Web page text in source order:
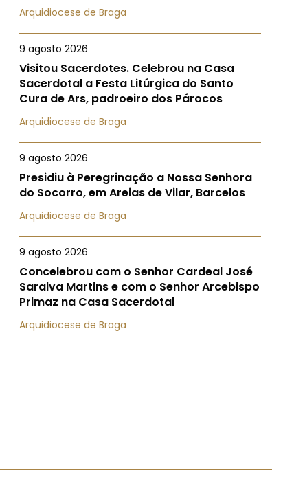
Arquidiocese de Braga
9 agosto 2026
Visitou Sacerdotes. Celebrou na Casa
Sacerdotal a Festa Litúrgica do Santo
Cura de Ars, padroeiro dos Párocos
Arquidiocese de Braga
9 agosto 2026
Presidiu à Peregrinação a Nossa Senhora
do Socorro, em Areias de Vilar, Barcelos
Arquidiocese de Braga
9 agosto 2026
Concelebrou com o Senhor Cardeal José
Saraiva Martins e com o Senhor Arcebispo
Primaz na Casa Sacerdotal
Arquidiocese de Braga